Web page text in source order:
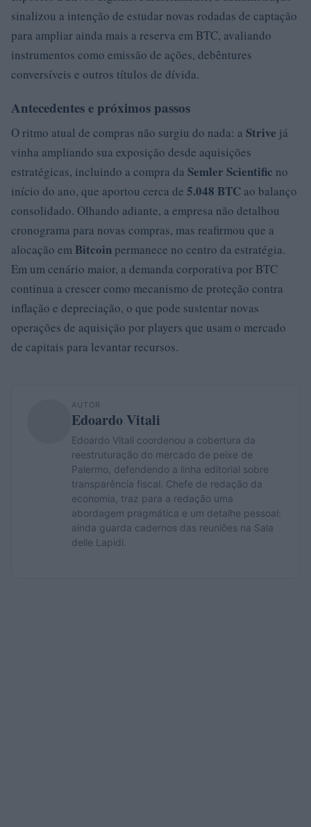
sinalizou a intenção de estudar novas rodadas de captação
para ampliar ainda mais a reserva em BTC, avaliando
instrumentos como emissão de ações, debêntures
conversíveis e outros títulos de dívida.
Antecedentes e próximos passos
O ritmo atual de compras não surgiu do nada: a Strive já
vinha ampliando sua exposição desde aquisições
estratégicas, incluindo a compra da Semler Scientific no
início do ano, que aportou cerca de 5.048 BTC ao balanço
consolidado. Olhando adiante, a empresa não detalhou
cronograma para novas compras, mas reafirmou que a
alocação em Bitcoin permanece no centro da estratégia.
Em um cenário maior, a demanda corporativa por BTC
continua a crescer como mecanismo de proteção contra
inflação e depreciação, o que pode sustentar novas
operações de aquisição por players que usam o mercado
de capitais para levantar recursos.
AUTOR
Edoardo Vitali
Edoardo Vitali coordenou a cobertura da
reestruturação do mercado de peixe de
Palermo, defendendo a linha editorial sobre
transparência fiscal. Chefe de redação da
economia, traz para a redação uma
abordagem pragmática e um detalhe pessoal:
ainda guarda cadernos das reuniões na Sala
delle Lapidi.